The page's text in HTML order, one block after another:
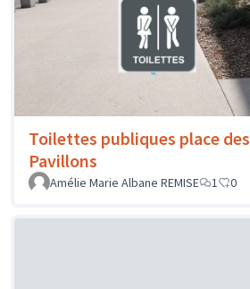
Toilettes publiques place des
Pavillons
Amélie Marie Albane REMISE
1 0